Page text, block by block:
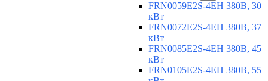
FRN0059E2S-4EH 380В, 30
кВт
FRN0072E2S-4EH 380В, 37
кВт
FRN0085E2S-4EH 380В, 45
кВт
FRN0105E2S-4EH 380В, 55